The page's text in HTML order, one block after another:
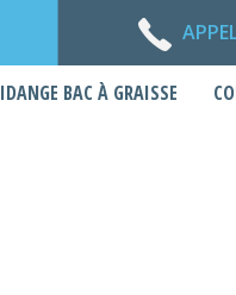
BAC À GRAISSE